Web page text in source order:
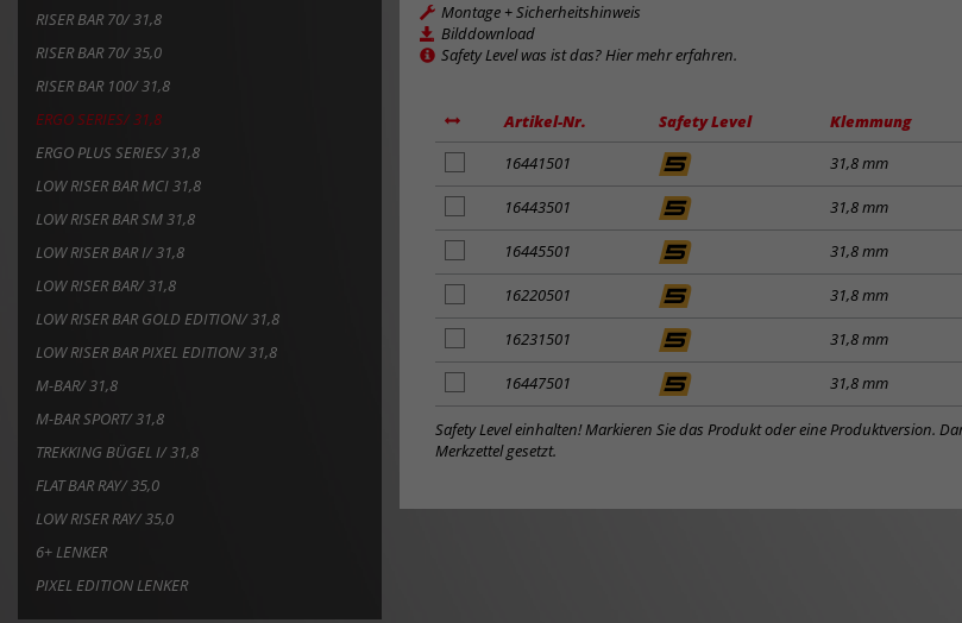
RISER BAR 70/ 31,8
RISER BAR 70/ 35,0
RISER BAR 100/ 31,8
ERGO SERIES/ 31,8
ERGO PLUS SERIES/ 31,8
LOW RISER BAR MCI 31,8
LOW RISER BAR SM 31,8
LOW RISER BAR I/ 31,8
LOW RISER BAR/ 31,8
LOW RISER BAR GOLD EDITION/ 31,8
LOW RISER BAR PIXEL EDITION/ 31,8
M-BAR/ 31,8
M-BAR SPORT/ 31,8
TREKKING BÜGEL I/ 31,8
FLAT BAR RAY/ 35,0
LOW RISER RAY/ 35,0
6+ LENKER
PIXEL EDITION LENKER
Montage + Sicherheitshinweis
Bilddownload
Safety Level was ist das? Hier mehr erfahren.
Artikel-Nr. Safety Level Klemmung
zum
Merkzettel
hinzufügen
16441501 31,8 mm
zum
Merkzettel
hinzufügen
16443501 31,8 mm
zum
Merkzettel
hinzufügen
16445501 31,8 mm
zum
Merkzettel
hinzufügen
16220501 31,8 mm
zum
Merkzettel
hinzufügen
16231501 31,8 mm
zum
Merkzettel
hinzufügen
16447501 31,8 mm
Safety Level einhalten! Markieren Sie das Produkt oder eine Produktversion.
Merkzettel gesetzt.